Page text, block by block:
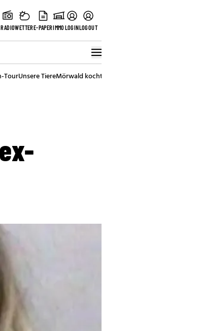
RADIOWETTERE-PAPERIMMOLOGINLOGOUT
TourUnsere TiereMörwald kocht